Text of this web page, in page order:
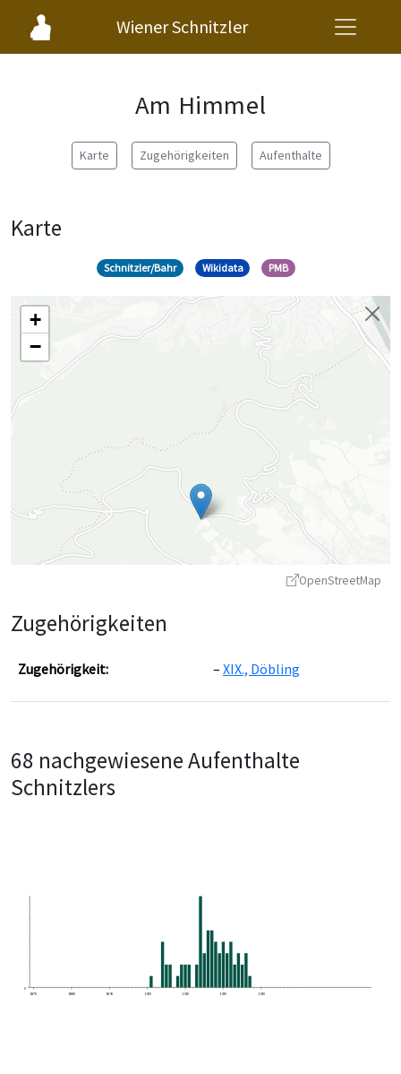
Wiener Schnitzler
Am Himmel
Karte Zugehörigkeiten Aufenthalte
Karte
Schnitzler/Bahr Wikidata PMB
+
−
OpenStreetMap
Zugehörigkeiten
Zugehörigkeit: XIX., Döbling
68 nachgewiesene Aufenthalte
Schnitzlers
0
1870
1880 1890 1900 1910 1920 1930